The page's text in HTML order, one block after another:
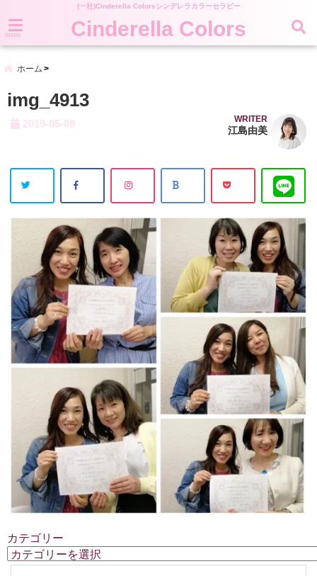
(一社)Cinderella Colorsシンデレラカラーセラピー
menu Cinderella Colors
ホーム
img_4913
2019-05-09 WRITER
江島由美
カテゴリー
カ
テ